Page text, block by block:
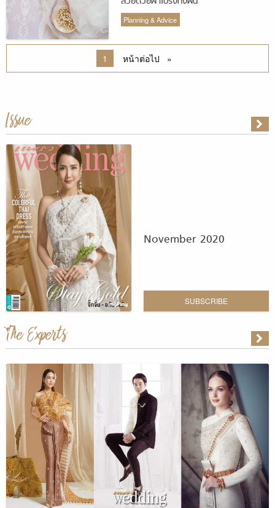
Planning & Advice
You 're on page
1 หน้าต่อไป หน้า
Issue
November 2020
SUBSCRIBE
The Experts